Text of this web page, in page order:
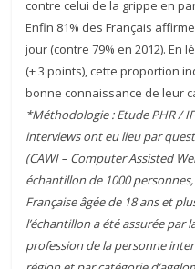
contre celui de la grippe en
Enfin 81% des Français
jour (contre 79% en 2012). En
(+ 3 points), cette proportion
bonne connaissance de leur
*Méthodologie : Etude PHR /
interviews ont eu lieu par
(CAWI – Computer Assisted
échantillon de 1000
Française âgée de 18 ans et
l’échantillon a été assurée par
profession de la personne